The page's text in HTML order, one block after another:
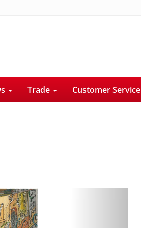
Trade Customer Service